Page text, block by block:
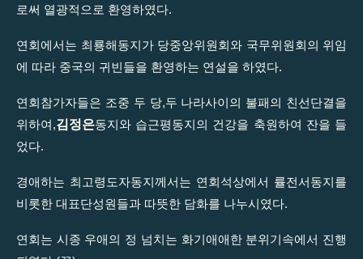
로써 열광적으로 환영하였다.
연회에서는 최룡해동지가 당중앙위원회와 국무위원회의 위임
에 따라 중국의 귀빈들을 환영하는 연설을 하였다.
연회참가자들은 조중 두 당,두 나라사이의 불패의 친선단결을
위하여,김정은동지와 습근평동지의 건강을 축원하여 잔을 들
었다.
경애하는 최고령도자동지께서는 연회석상에서 률전서동지를
비롯한 대표단성원들과 따뜻한 담화를 나누시였다.
연회는 시종 우애의 정 넘치는 화기애애한 분위기속에서 진행